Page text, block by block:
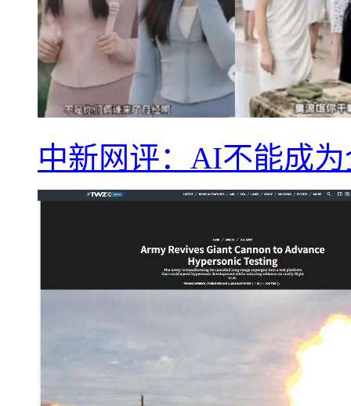
中新网评：AI不能成